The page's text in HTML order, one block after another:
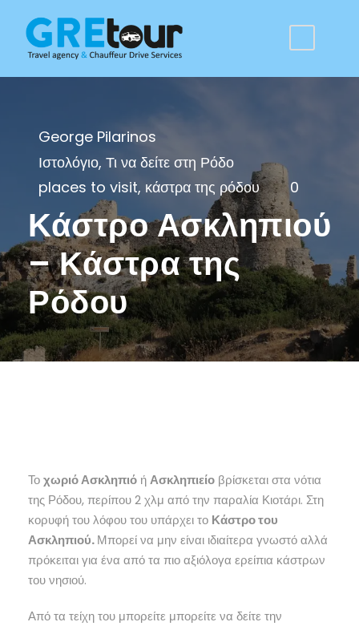
George Pilarinos
Ιστολόγιο, Τι να δείτε στη Ρόδο
places to visit, κάστρα της ρόδου 0
Κάστρο Ασκληπιού
– Κάστρα της
Ρόδου
Τοχωριό Ασκληπιό ήΑσκληπιείο βρίσκεται στα νότια
της Ρόδου, περίπου 2 χλμ από την παραλία Κιοτάρι. Στη
κορυφή του λόφου του υπάρχει το Κάστρο του
Ασκληπιού.Μπορεί να μην είναι ιδιαίτερα γνωστό αλλά
πρόκειται για ένα από τα πιο αξιόλογα ερείπια κάστρων
του νησιού.
Από τα τείχη του μπορείτε μπορείτε να δείτε την